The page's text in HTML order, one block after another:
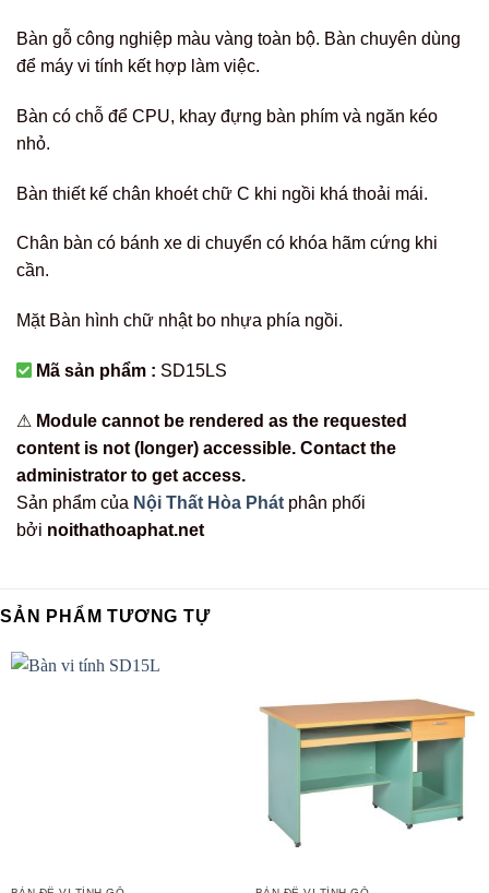
Bàn gỗ công nghiệp màu vàng toàn bộ. Bàn chuyên dùng
để máy vi tính kết hợp làm việc.
Bàn có chỗ để CPU, khay đựng bàn phím và ngăn kéo
nhỏ.
Bàn thiết kế chân khoét chữ C khi ngồi khá thoải mái.
Chân bàn có bánh xe di chuyển có khóa hãm cứng khi
cần.
Mặt Bàn hình chữ nhật bo nhựa phía ngồi.
Mã sản phẩm : SD15LS
⚠ Module cannot be rendered as the requested
content is not (longer) accessible. Contact the
administrator to get access.
Sản phẩm của Nội Thất Hòa Phát phân phối
bởi noithathoaphat.net
SẢN PHẨM TƯƠNG TỰ